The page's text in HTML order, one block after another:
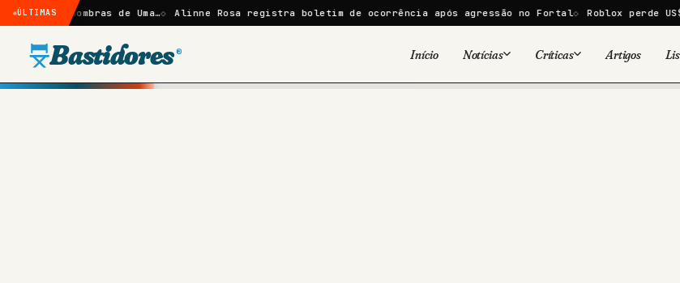
ÚLTIMASde Uma… Alinne Rosa registra boletim de ocorrência após agressão no Fortal Roblox perde US$ 9 bi em
Bastidores ® Início Notícias Críticas Artigos